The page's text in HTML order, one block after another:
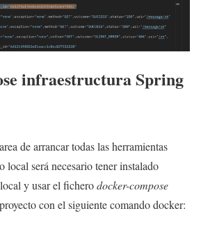
infraestructura Spring
de arrancar todas las herramientas
local será necesario tener instalado
y usar el ficherodocker-compose
con el siguiente comando docker: